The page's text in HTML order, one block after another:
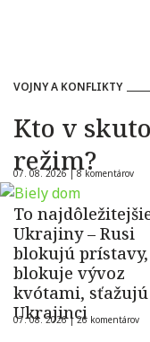
VOJNY A KONFLIKTY
Kto v
režim?
07. 08. 2026 |8 komentárov
To
Ukrajiny – Rusi
blokujú prístavy,
blokuje vývoz
kvótami, sťažujú
Ukrajinci
07. 08. 2026 |26 komentárov